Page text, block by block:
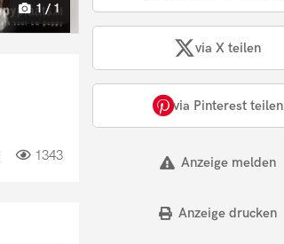
1 / 1
1343
via X teilen
via Pinterest teilen
Anzeige melden
Anzeige drucken